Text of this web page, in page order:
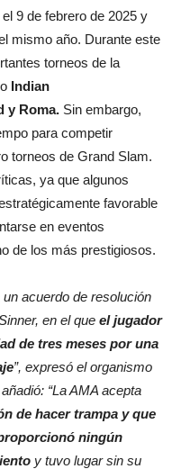
9 de febrero de 2025 y
mismo año. Durante este
torneos de la
Indian
y Roma. Sin embargo,
para competir
torneos de Grand Slam.
ya que algunos
favorable
en eventos
de los más prestigiosos.
acuerdo de resolución
en el que el jugador
de tres meses por una
”, expresó el organismo
“La AMA acepta
de hacer trampa y que
ningún
y tuvo lugar sin su